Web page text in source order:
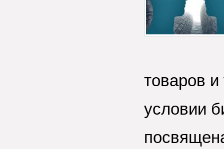
товаров
условии